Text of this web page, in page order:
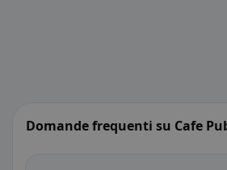
Domande frequenti su Cafe